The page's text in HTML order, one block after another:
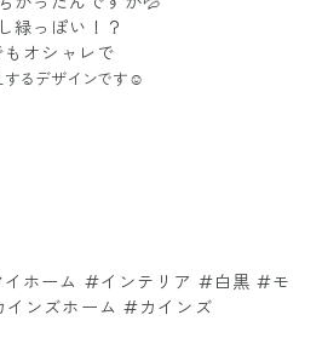
緑っぽい！？
もオシャレで
するデザインです☺️
ホーム #インテリア #白黒 #モ
ンズホーム #カインズ